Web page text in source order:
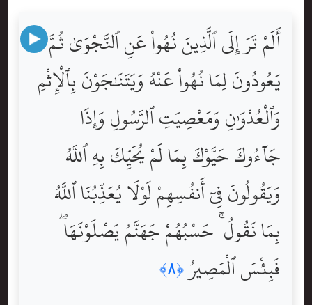
أَلَمْ تَرَ إِلَى ٱلَّذِينَ نُهُواْ عَنِ ٱلنَّجْوَىٰ ثُمَّ
يَعُودُونَ لِمَا نُهُواْ عَنْهُ وَيَتَنَٰجَوْنَ بِٱلْإِثْمِ
وَٱلْعُدْوَٰنِ وَمَعْصِيَتِ ٱلرَّسُولِ وَإِذَا
جَآءُوكَ حَيَّوْكَ بِمَا لَمْ يُحَيِّكَ بِهِ ٱللَّهُ
وَيَقُولُونَ فِىٓ أَنفُسِهِمْ لَوْلَا يُعَذِّبُنَا ٱللَّهُ
بِمَا نَقُولُ ۚ حَسْبُهُمْ جَهَنَّمُ يَصْلَوْنَهَا ۖ
فَبِئْسَ ٱلْمَصِيرُ﴿٨﴾